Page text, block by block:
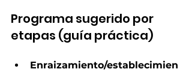
Programa sugerido por
etapas (guía práctica)
Enraizamiento/establecimien